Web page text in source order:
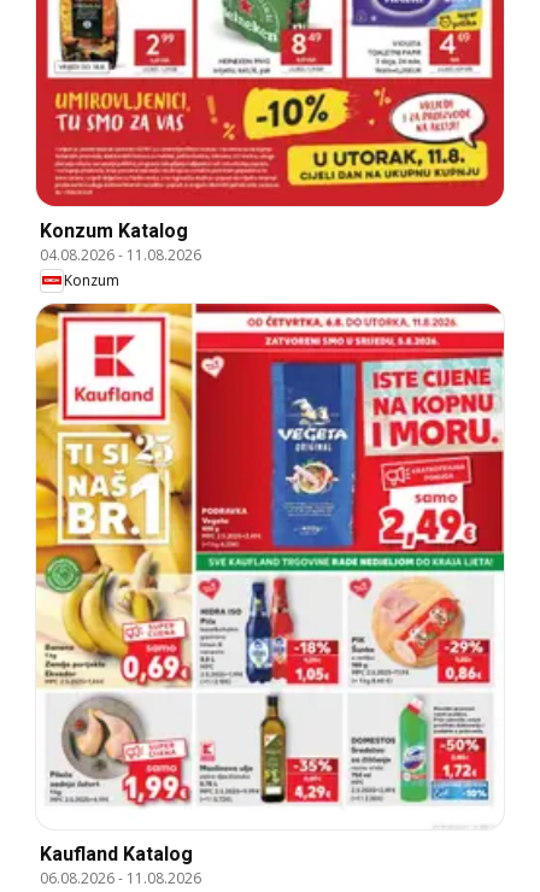
Konzum Katalog
04.08.2026- 11.08.2026
Konzum
Kaufland Katalog
06.08.2026- 11.08.2026